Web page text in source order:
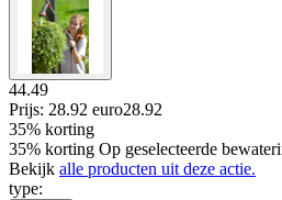
44.49
Prijs: 28.92 euro28.92
35% korting
35% korting Op geselecteerde
Bekijk alle producten uit deze actie.
type: